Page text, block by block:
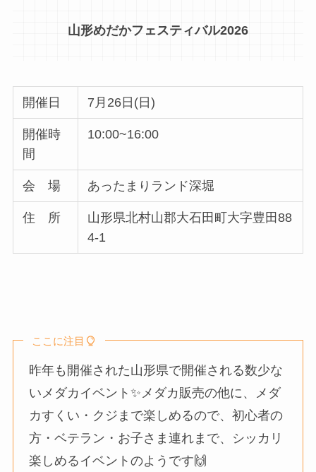
山形めだかフェスティバル2026
開催日 7月26日(日)
開催時
間
10:00~16:00
会 場 あったまりランド深堀
住 所
山形県北村山郡大石田町大字豊田88
4-1
ここに注目
昨年も開催された山形県で開催される数少な
いメダカイベント✨メダカ販売の他に、メダ
カすくい・クジまで楽しめるので、初心者の
方・ベテラン・お子さま連れまで、シッカリ
楽しめるイベントのようです🙌